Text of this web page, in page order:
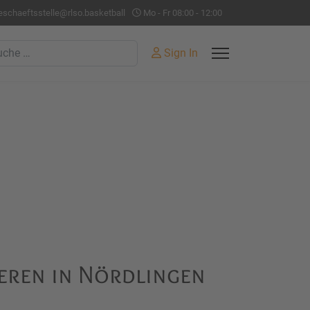
Mo - Fr 08:00 - 12:00
Sign In
in Nördlingen